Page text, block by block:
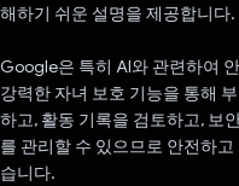
해하기 쉬운 설명을 제공합니다.
Google은 특히 AI와 관련하여
강력한 자녀 보호 기능을 통해
하고, 활동 기록을 검토하고, 보
를 관리할 수 있으므로 안전하
습니다.